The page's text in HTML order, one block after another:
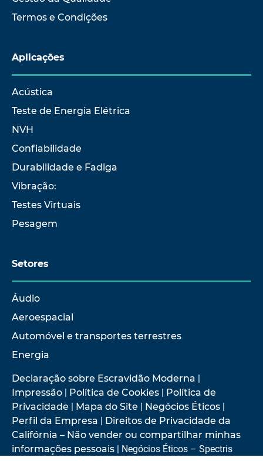
Termos e Condições
Aplicações
Acústica
Teste de Energia Elétrica
NVH
Confiabilidade
Durabilidade e Fadiga
Vibração:
Testes Virtuais
Pesagem
Setores
Áudio
Aeroespacial
Automóvel e transportes terrestres
Energia
Declaração sobre Escravidão Moderna |
Impressão | Política de Cookies | Política de
Privacidade | Mapa do Site | Negócios Éticos |
Perfil da Empresa | Direitos de Privacidade da
Califórnia – Não vender ou compartilhar minhas
informações pessoais | Negócios Éticos – Spectris